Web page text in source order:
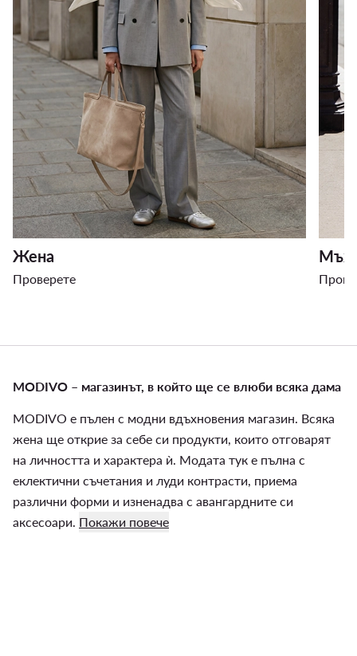
Жена
Проверете
Мъж
MODIVO – магазинът, в който ще се влюби всяка дама
MODIVO е пълен с модни вдъхновения магазин. Всяка
жена ще открие за себе си продукти, които отговарят
на личността и характера ѝ. Модата тук е пълна с
еклектични съчетания и луди контрасти, приема
различни форми и изненадва с авангардните си
аксесоари. Покажи повече